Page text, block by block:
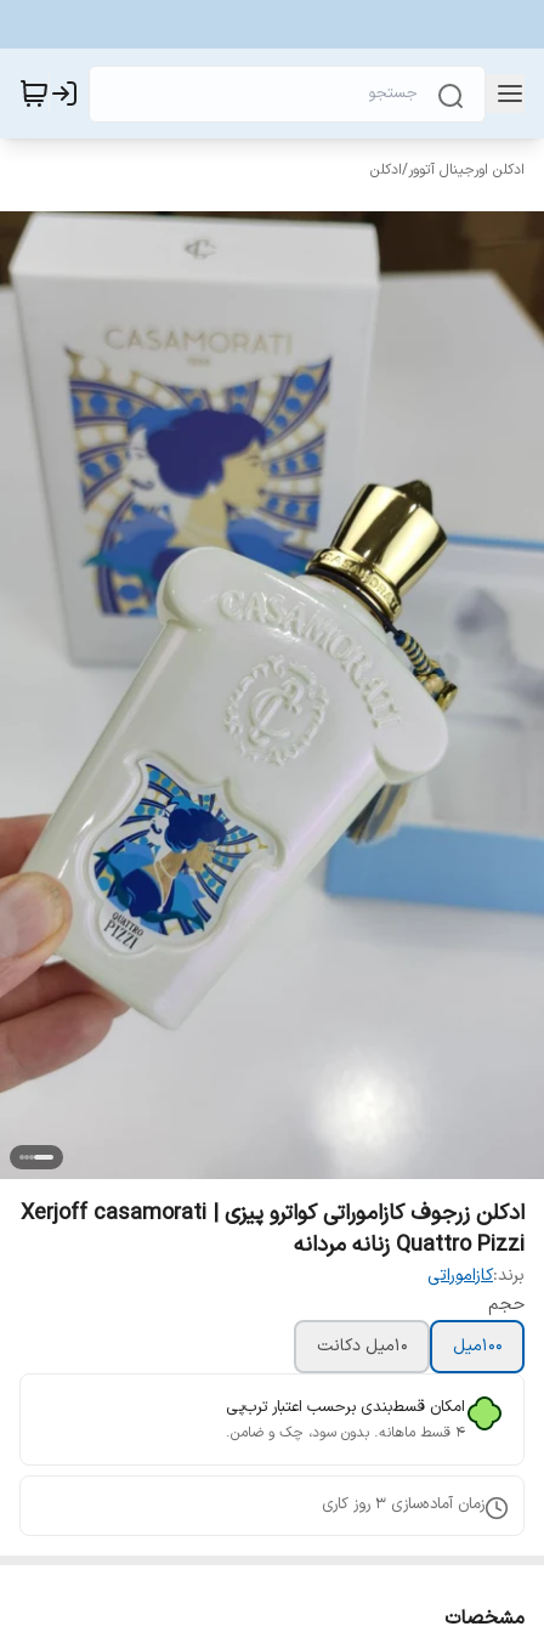
ادکلن اورجینال آتوور/ادکلن
ادکلن زرجوف کازاموراتی کواترو پیزی | Xerjoff casamorati
Quattro Pizzi زنانه مردانه
برند:کازاموراتی
حجم
100میل
10میل دکانت
امکان قسط‌بندی برحسب اعتبار ترب‌پی
۴ قسط ماهانه. بدون سود، چک و ضامن.
زمان آماده‌سازی 3 روز کاری
مشخصات